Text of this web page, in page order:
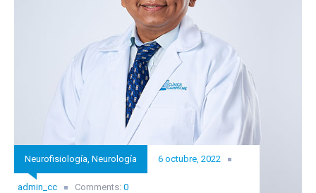
Neurofisiología Neurología 6 octubre, 2022
admin_cc Comments: 0